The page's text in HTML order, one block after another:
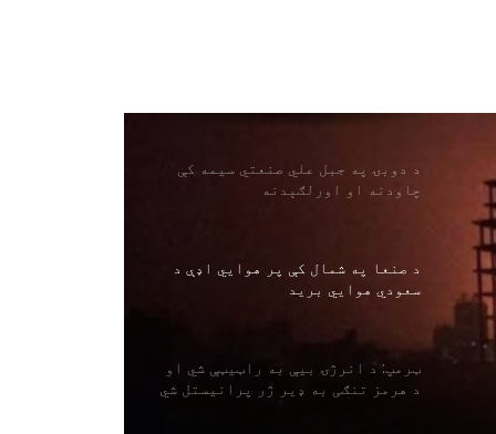
شخړه
د دوبۍ په جبل علي صنعتي سیمه کې
چاودنه او اورلګېدنه
د صنعا په شمال کې پر هوايي اډې د
سعودي هوايي برید
ټرمپ: د انرژۍ بیې به راټیټې شي او
د هرمز تنګی به ډیر ژر پرانیستل شي